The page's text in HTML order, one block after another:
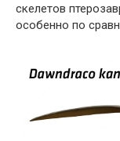
скелетов
особенно по